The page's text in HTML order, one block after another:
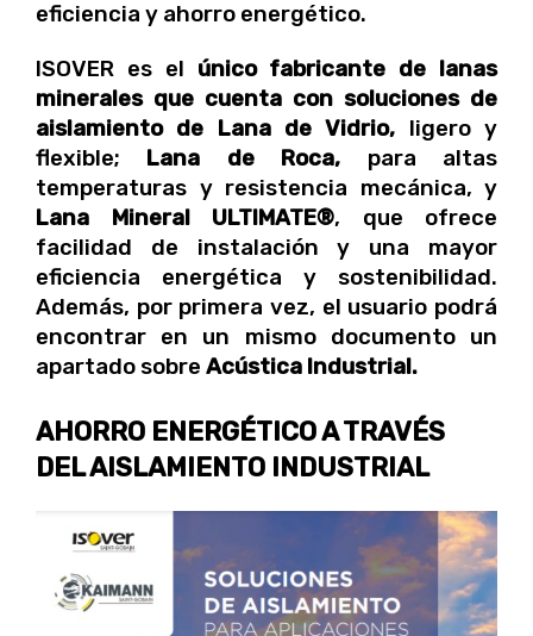
eficiencia y ahorro energético.
ISOVER es el único fabricante de lanas
minerales que cuenta con soluciones de
aislamiento de Lana de Vidrio, ligero y
flexible; Lana de Roca, para altas
temperaturas y resistencia mecánica, y
Lana Mineral ULTIMATE®, que ofrece
facilidad de instalación y una mayor
eficiencia energética y sostenibilidad.
Además, por primera vez, el usuario podrá
encontrar en un mismo documento un
apartado sobre Acústica Industrial.
AHORRO ENERGÉTICO A TRAVÉS
DEL AISLAMIENTO INDUSTRIAL